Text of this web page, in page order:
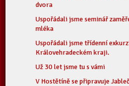
dvora
Uspořádali jsme seminář
mléka
Uspořádali jsme třídenní
Královehradeckém kraji.
Už 30 let jsme tu s vámi
V Hostětíně se připravuje